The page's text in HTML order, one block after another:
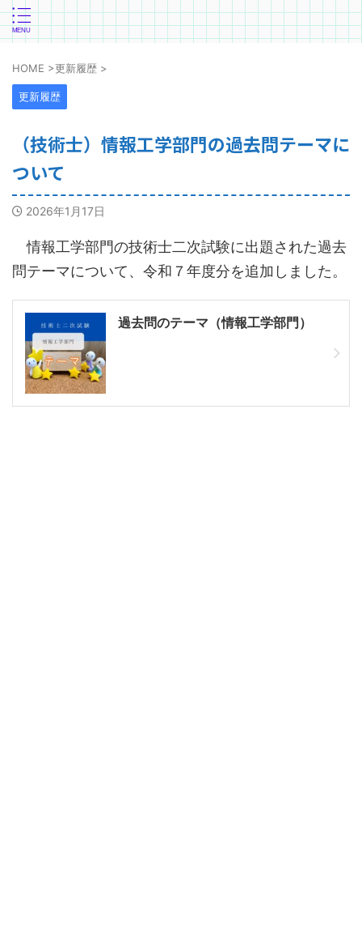
HOME >更新履歴 >
更新履歴
（技術士）情報工学部門の過去問テーマに
ついて
2026年1月17日
情報工学部門の技術士二次試験に出題された過去
問テーマについて、令和７年度分を追加しました。
過去問のテーマ（情報工学部門）